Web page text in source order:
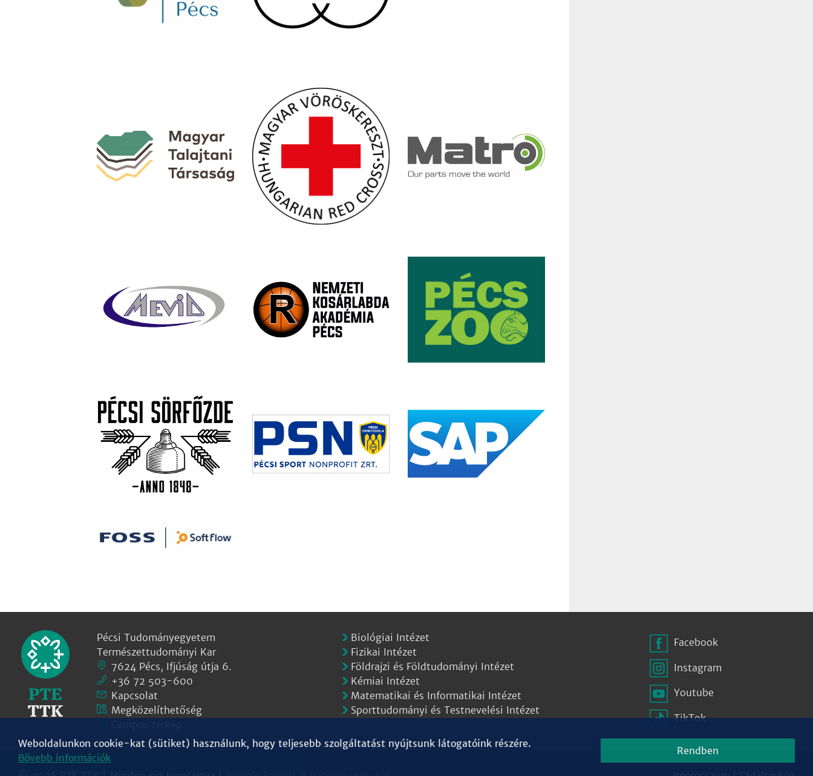
Pécsi Tudományegyetem
Természettudományi Kar
7624 Pécs, Ifjúság útja 6.
+36 72 503-600
Kapcsolat
Megközelíthetőség
Biológiai Intézet
Fizikai Intézet
Földrajzi és Földtudományi Intézet
Kémiai Intézet
Matematikai és Informatikai Intézet
Sporttudományi és Testnevelési Intézet
Facebook
Instagram
Youtube
TikTok
Weboldalunkon cookie-kat (sütiket) használunk, hogy teljesebb szolgáltatást nyújtsunk látogatóink részére.
Bővebb információk
Rendben